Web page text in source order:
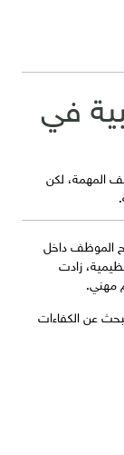
في
المهمة، لكن
الموظف داخل
زادت
مهني.
عن الكفاءات